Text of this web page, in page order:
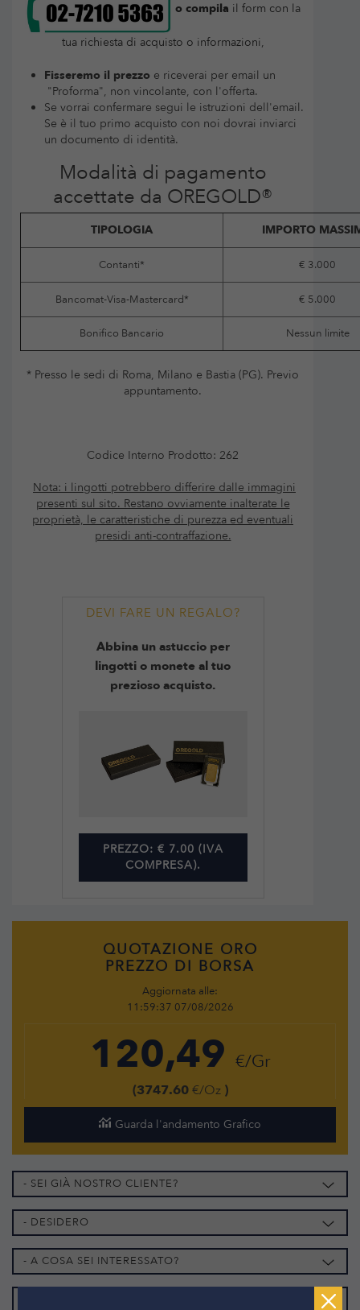
o compila il form con la
tua richiesta di acquisto o informazioni,
Fisseremo il prezzo e riceverai per email un
"Proforma", non vincolante, con l'offerta.
Se vorrai confermare segui le istruzioni dell'email.
Se è il tuo primo acquisto con noi dovrai inviarci
un documento di identità.
Modalità di pagamento
accettate da OREGOLD®
TIPOLOGIA IMPORTO
Contanti* € 3.000
Bancomat-Visa-Mastercard* € 5.000
Bonifico Bancario Nessun limite
* Presso le sedi di Roma, Milano e Bastia (PG). Previo
appuntamento.
Codice Interno Prodotto: 262
Nota: i lingotti potrebbero differire dalle immagini
presenti sul sito. Restano ovviamente inalterate le
proprietà, le caratteristiche di purezza ed eventuali
presidi anti-contraffazione.
DEVI FARE UN REGALO?
Abbina un astuccio per
lingotti o monete al tuo
prezioso acquisto.
PREZZO: € 7.00 (IVA
COMPRESA).
QUOTAZIONE ORO
PREZZO DI BORSA
Aggiornata alle:
11:59:37 07/08/2026
120,49 €/Gr
(3747.60€/Oz)
Guarda l'andamento Grafico